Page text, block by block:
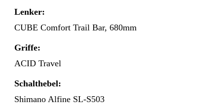
Lenker:
CUBE Comfort Trail Bar, 680mm
Griffe:
ACID Travel
Schalthebel:
Shimano Alfine SL-S503